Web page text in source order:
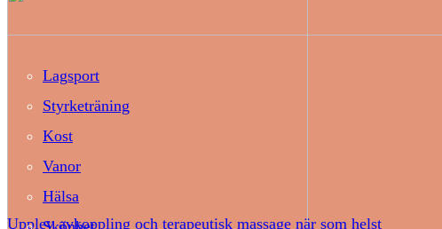
Upplev avkoppling och terapeutisk massage när som helst
Lagsport
Styrketräning
Kost
Vanor
Hälsa